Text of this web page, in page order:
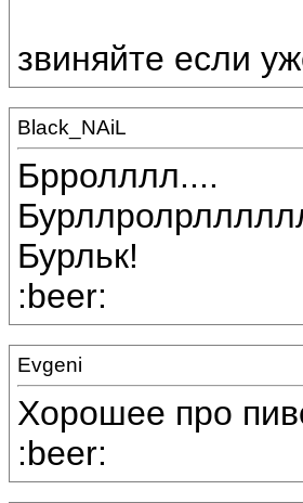
звиняйте если
Black_NAiL
Брролллл....
Бурльк!
:beer:
Evgeni
Хорошее про
:beer: